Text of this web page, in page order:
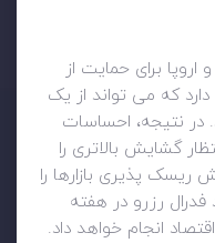
برای حمایت از
که می تواند از یک
در نتیجه، احساسات
گشایش بالاتری را
ریسک پذیری بازارها را
رزرو در هفته
انجام خواهد داد.